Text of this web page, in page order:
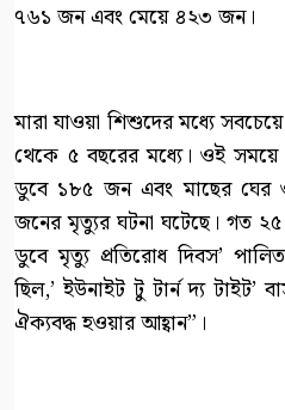
৭৬১ জন এবং মেয়ে ৪২৩ জন।
মারা যাওয়া শিশুদের মধ্যে
থেকে ৫ বছরের মধ্যে। ওই
ডুবে ১৮৫ জন এবং মাছের ঘের
জনের মৃত্যুর ঘটনা ঘটেছে। গত ২৫
ডুবে মৃত্যু প্রতিরোধ দিবস’
ছিল,’ ইউনাইট টু টার্ন দ্য
ঐক্যবদ্ধ হওয়ার আহ্বান”।